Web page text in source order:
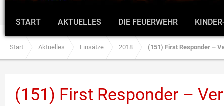
START AKTUELLES DIE FEUERWEHR
Start Aktuelles Einsätze 2018 (151) First Responder –
(151) First Responder –